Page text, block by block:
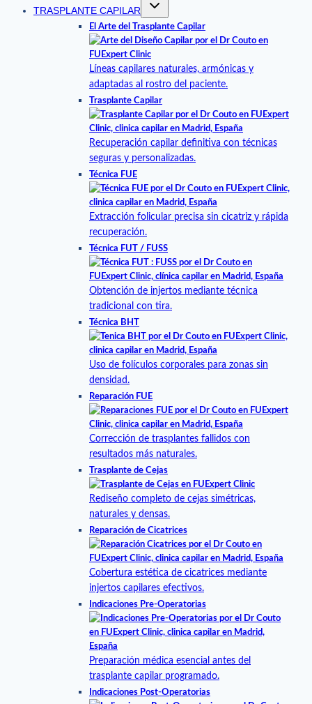
TRASPLANTE CAPILAR
El Arte del Trasplante Capilar
Líneas capilares naturales, armónicas y
adaptadas al rostro del paciente.
Trasplante Capilar
Recuperación capilar definitiva con técnicas
seguras y personalizadas.
Técnica FUE
Extracción folicular precisa sin cicatriz y rápida
recuperación.
Técnica FUT / FUSS
Obtención de injertos mediante técnica
tradicional con tira.
Técnica BHT
Uso de folículos corporales para zonas sin
densidad.
Reparación FUE
Corrección de trasplantes fallidos con
resultados más naturales.
Trasplante de Cejas
Rediseño completo de cejas simétricas,
naturales y densas.
Reparación de Cicatrices
Cobertura estética de cicatrices mediante
injertos capilares efectivos.
Indicaciones Pre-Operatorias
Preparación médica esencial antes del
trasplante capilar programado.
Indicaciones Post-Operatorias